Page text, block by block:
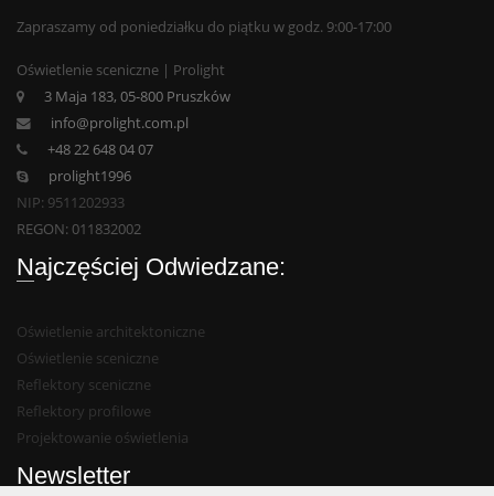
Zapraszamy od poniedziałku do piątku w godz. 9:00-17:00
Oświetlenie sceniczne | Prolight
3 Maja 183, 05-800 Pruszków
info@prolight.com.pl
+48 22 648 04 07
prolight1996
NIP: 9511202933
REGON: 011832002
Najczęściej Odwiedzane:
Oświetlenie architektoniczne
Oświetlenie sceniczne
Reflektory sceniczne
Reflektory profilowe
Projektowanie oświetlenia
Newsletter